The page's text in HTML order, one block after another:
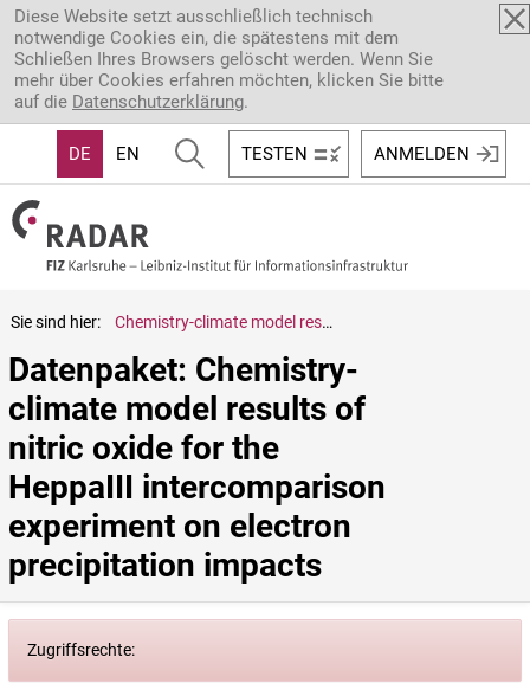
Direkt zum Inhalt
Diese Website setzt ausschließlich technisch
notwendige Cookies ein, die spätestens mit dem
Schließen Ihres Browsers gelöscht werden. Wenn Sie
mehr über Cookies erfahren möchten, klicken Sie bitte
auf die Datenschutzerklärung.
DE EN TESTEN ANMELDEN
Sie sind hier: Chemistry-climate model results of nitric oxide for the HeppaIII intercomparison experiment on electron precipitation impacts
Datenpaket: Chemistry-
climate model results of
nitric oxide for the
HeppaIII intercomparison
experiment on electron
precipitation impacts
Zugriffsrechte: